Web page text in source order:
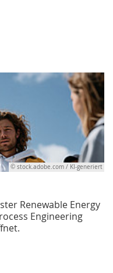
© stock.adobe.com / KI-generiert
Renewable Energy
Engineering